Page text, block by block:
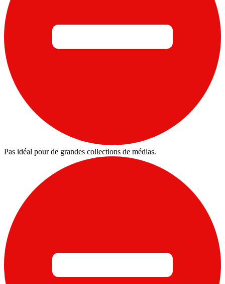
Pas idéal pour de grandes collections de médias.